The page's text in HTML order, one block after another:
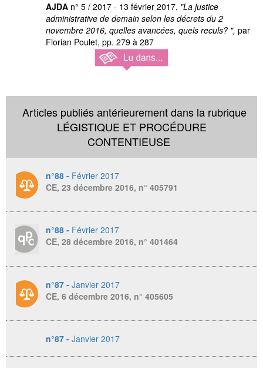
AJDA n° 5 / 2017 - 13 février 2017, "La justice
administrative de demain selon les décrets du 2
novembre 2016, quelles avancées, quels reculs? ", par
Florian Poulet, pp. 279 à 287
Articles publiés antérieurement dans la rubrique
LÉGISTIQUE ET PROCÉDURE
CONTENTIEUSE
n°88 - Février 2017
CE, 23 décembre 2016, n° 405791
n°88 - Février 2017
CE, 28 décembre 2016, n° 401464
n°87 - Janvier 2017
CE, 6 décembre 2016, n° 405605
n°87 - Janvier 2017